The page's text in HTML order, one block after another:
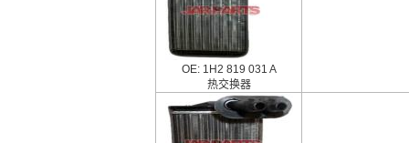
OE: 1H2 819 031 A
热交换器